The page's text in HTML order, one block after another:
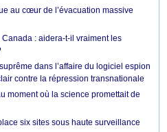
au cœur de l’évacuation massive
: aidera-t-il vraiment les
dans l’affaire du logiciel espion
contre la répression transnationale
moment où la science promettait de
six sites sous haute surveillance